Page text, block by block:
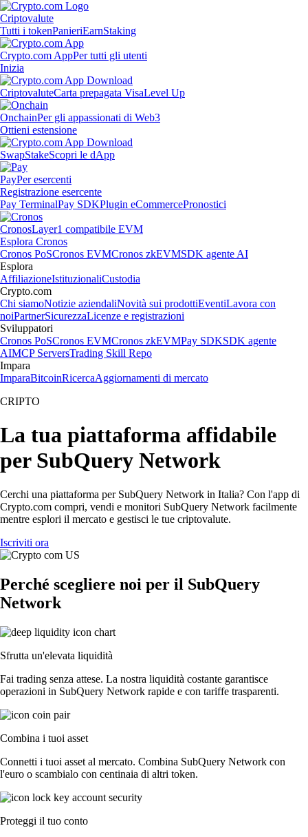
Criptovalute
Tutti i tokenPanieriEarnStaking
Crypto.com AppPer tutti gli utenti
Inizia
CriptovaluteCarta prepagata VisaLevel Up
OnchainPer gli appassionati di Web3
Ottieni estensione
SwapStakeScopri le dApp
PayPer esercenti
Registrazione esercente
Pay TerminalPay SDKPlugin eCommercePronostici
CronosLayer1 compatibile EVM
Esplora Cronos
Cronos PoSCronos EVMCronos zkEVMSDK agente AI
Esplora
AffiliazioneIstituzionaliCustodia
Crypto.com
Chi siamoNotizie aziendaliNovità sui prodottiEventiLavora con
noiPartnerSicurezzaLicenze e registrazioni
Sviluppatori
Cronos PoSCronos EVMCronos zkEVMPay SDKSDK agente
AIMCP ServersTrading Skill Repo
Impara
ImparaBitcoinRicercaAggiornamenti di mercato
CRIPTO
La tua piattaforma affidabile
per SubQuery Network
Cerchi una piattaforma per SubQuery Network in Italia? Con l'app di
Crypto.com compri, vendi e monitori SubQuery Network facilmente
mentre esplori il mercato e gestisci le tue criptovalute.
Iscriviti ora
Perché scegliere noi per il SubQuery
Network
Sfrutta un'elevata liquidità
Fai trading senza attese. La nostra liquidità costante garantisce
operazioni in SubQuery Network rapide e con tariffe trasparenti.
Combina i tuoi asset
Connetti i tuoi asset al mercato. Combina SubQuery Network con
l'euro o scambialo con centinaia di altri token.
Proteggi il tuo conto